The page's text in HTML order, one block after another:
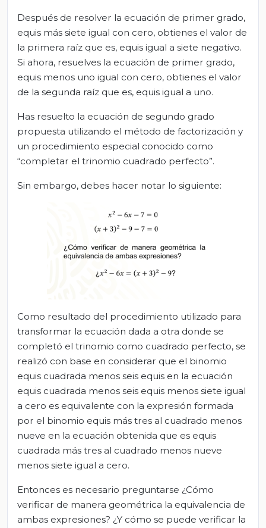
Después de resolver la ecuación de primer grado,
equis más siete igual con cero, obtienes el valor de
la primera raíz que es, equis igual a siete negativo.
Si ahora, resuelves la ecuación de primer grado,
equis menos uno igual con cero, obtienes el valor
de la segunda raíz que es, equis igual a uno.
Has resuelto la ecuación de segundo grado
propuesta utilizando el método de factorización y
un procedimiento especial conocido como
“completar el trinomio cuadrado perfecto”.
Sin embargo, debes hacer notar lo siguiente:
Como resultado del procedimiento utilizado para
transformar la ecuación dada a otra donde se
completó el trinomio como cuadrado perfecto, se
realizó con base en considerar que el binomio
equis cuadrada menos seis equis en la ecuación
equis cuadrada menos seis equis menos siete igual
a cero es equivalente con la expresión formada
por el binomio equis más tres al cuadrado menos
nueve en la ecuación obtenida que es equis
cuadrada más tres al cuadrado menos nueve
menos siete igual a cero.
Entonces es necesario preguntarse ¿Cómo
verificar de manera geométrica la equivalencia de
ambas expresiones? ¿Y cómo se puede verificar la